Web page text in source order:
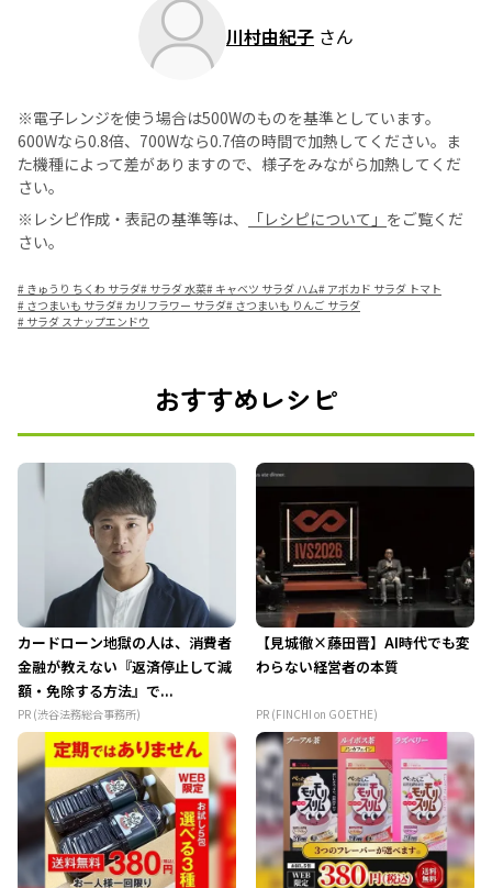
川村由紀子 さん
※電子レンジを使う場合は500Wのものを基準としています。
600Wなら0.8倍、700Wなら0.7倍の時間で加熱してください。ま
た機種によって差がありますので、様子をみながら加熱してくだ
さい。
※レシピ作成・表記の基準等は、
「レシピについて」 をご覧くだ
さい。
# きゅうり ちくわ サラダ# サラダ 水菜# キャベツ サラダ ハム# アボカド サラダ トマト
# さつまいも サラダ# カリフラワー サラダ# さつまいも りんご サラダ
# サラダ スナップエンドウ
おすすめレシピ
カードローン地獄の人は、消費者
金融が教えない『返済停止して減
額・免除する方法』で...
PR (渋谷法務総合事務所)
【見城徹×藤田晋】AI時代でも変
わらない経営者の本質
PR (FINCHI on GOETHE)